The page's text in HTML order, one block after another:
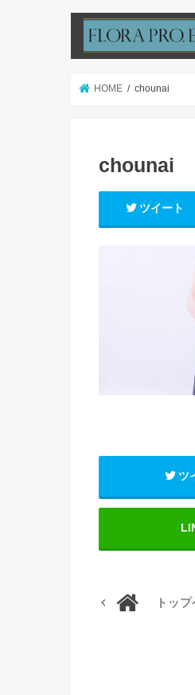
HOME chounai
chounai
ツイート
ツ
トッ